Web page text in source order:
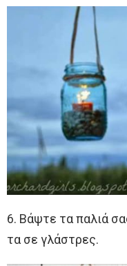
6. Βάψτε τα παλιά
τα σε γλάστρες.